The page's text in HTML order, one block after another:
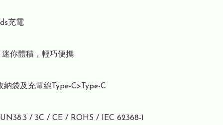
充電
迷你體積，輕巧便攜
納袋及充電線Type-C>Type-C
/ 3C / CE / ROHS / IEC 62368-1